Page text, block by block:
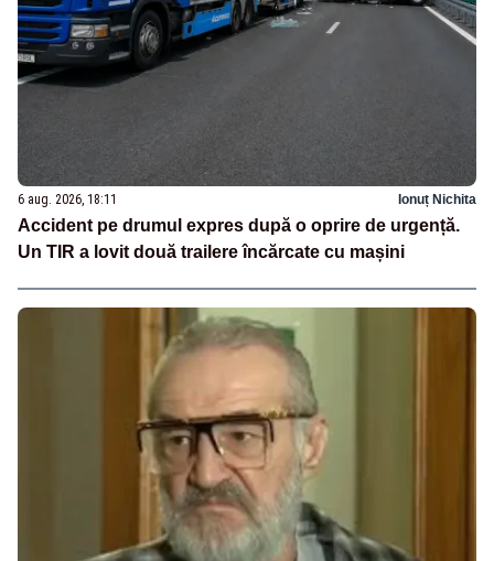
6 aug. 2026, 18:11 Ionuț Nichita
Accident pe drumul expres după o oprire de urgență.
Un TIR a lovit două trailere încărcate cu mașini